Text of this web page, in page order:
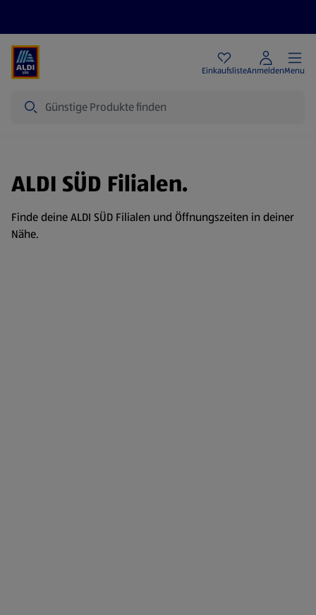
EinkaufslisteAnmeldenMenu
ALDI SÜD Filialen.
Finde deine ALDI SÜD Filialen und Öffnungszeiten in deiner
Nähe.